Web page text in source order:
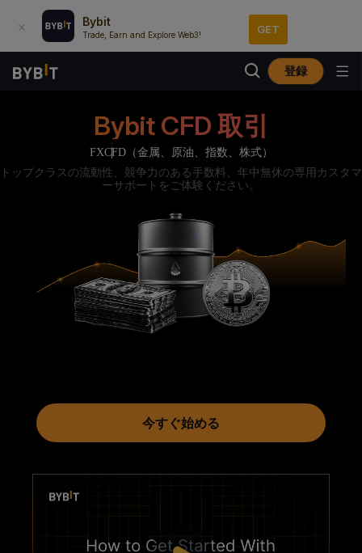
Bybit
Trade, Earn and Explore Web3! GET
登録
Bybit CFD 取引
FXCFD（金属、原油、指数、株式）
トップクラスの流動性、競争力のある手数料、年中無休の専用カスタマ
ーサポートをご体験ください。
今すぐ始める